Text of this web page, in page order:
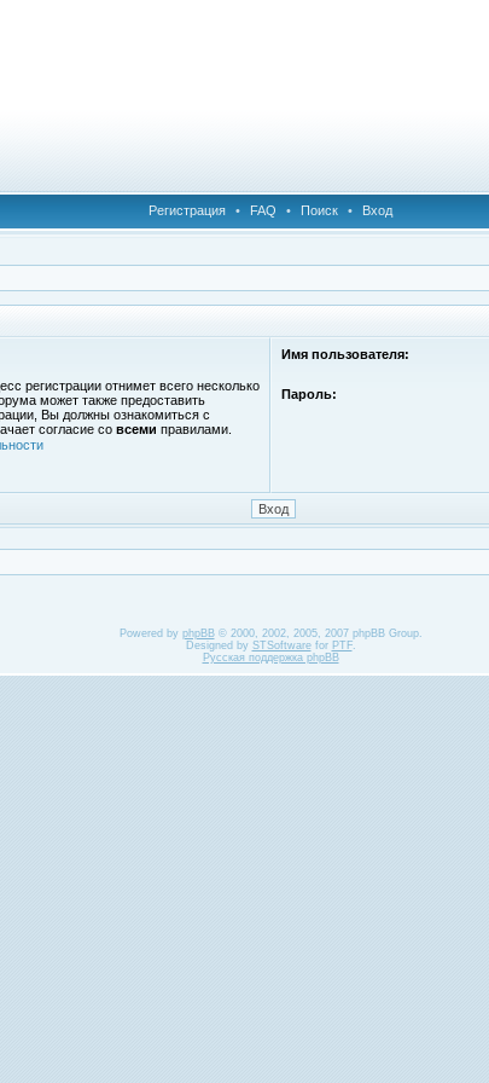
Регистрация • FAQ • Поиск • Вход
регистрации отнимет всего несколько
может также предоставить
Вы должны ознакомиться с
согласие со всеми правилами.
Имя пользователя:
Пароль:
Powered by phpBB© 2000, 2002, 2005, 2007 phpBB Group.
Designed by STSoftwarefor PTF.
Русская поддержка phpBB